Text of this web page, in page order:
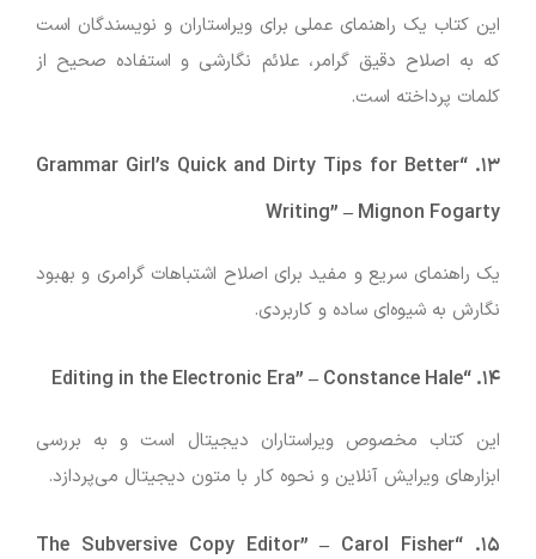
این کتاب یک راهنمای عملی برای ویراستاران و نویسندگان است
که به اصلاح دقیق گرامر، علائم نگارشی و استفاده صحیح از
کلمات پرداخته است.
۱۳.
“Grammar Girl’s Quick and Dirty Tips for Better
Writing” – Mignon Fogarty
یک راهنمای سریع و مفید برای اصلاح اشتباهات گرامری و بهبود
نگارش به شیوه‌ای ساده و کاربردی.
۱۴. “Editing in the Electronic Era”
– Constance Hale
این کتاب مخصوص ویراستاران دیجیتال است و به بررسی
ابزارهای ویرایش آنلاین و نحوه کار با متون دیجیتال می‌پردازد.
۱۵. “The Subversive Copy Editor”
– Carol Fisher